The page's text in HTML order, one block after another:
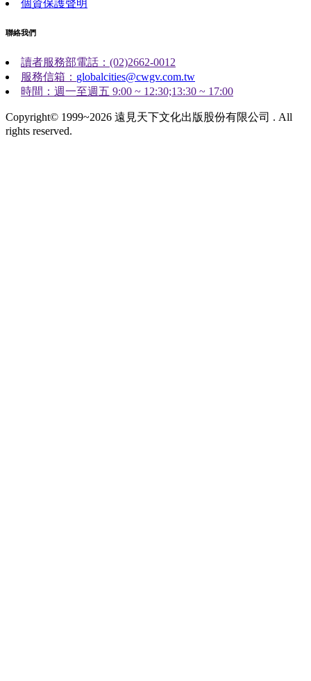
個資保護聲明
聯絡我們
讀者服務部電話：(02)2662-0012
服務信箱： globalcities@cwgv.com.tw
時間：週一至週五 9:00 ~ 12:30;13:30 ~ 17:00
Copyright© 1999~2026 遠見天下文化出版股份有限公司 . All
rights reserved.